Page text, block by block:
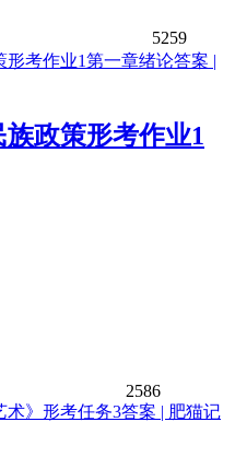
5259
政策形考作业1
2586